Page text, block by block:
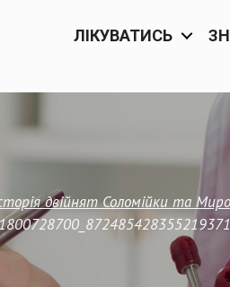
ЛІКУВАТИСЬ
двійнят Соломійки та